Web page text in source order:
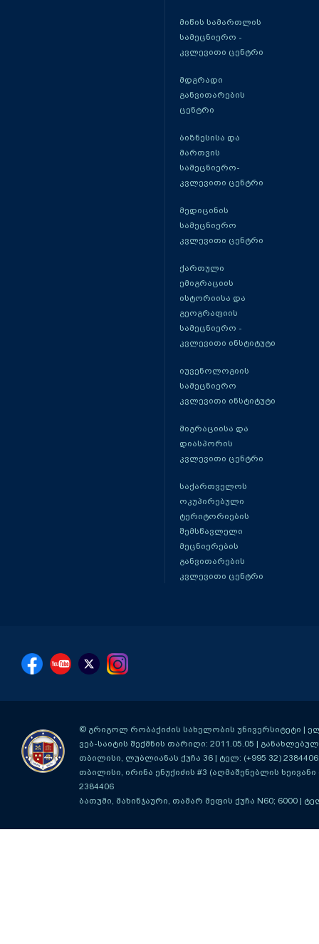
მიწის სამართლის
სამეცნიერო -
კვლევითი ცენტრი
მდგრადი
განვითარების
ცენტრი
ბიზნესისა და
მართვის
სამეცნიერო-
კვლევითი ცენტრი
მედიცინის
სამეცნიერო
კვლევითი ცენტრი
ქართული
ემიგრაციის
ისტორიისა და
გეოგრაფიის
სამეცნიერო -
კვლევითი ინსტიტუტი
იუვენოლოგიის
სამეცნიერო
კვლევითი ინსტიტუტი
მიგრაციისა და
დიასპორის
კვლევითი ცენტრი
საქართველოს
ოკუპირებული
ტერიტორიების
შემსწავლელი
მეცნიერების
განვითარების
კვლევითი ცენტრი
© გრიგოლ რობაქიძის სახელობის უნივერსიტეტი |
ვებ-საიტის შექმნის თარიღი: 2011.05.05 |
თბილისი, ლუბლიანას ქუჩა 36 | ტელ: (+995 32)
თბილისი, ირინა ენუქიძის #3 (აღმაშენებლის ხეივანი
2384406
ბათუმი, მახინჯაური, თამარ მეფის ქუჩა N60; 6000 |